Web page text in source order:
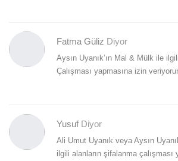
Fatma Güliz Diyor
Aysın Uyanık’ın Mal & Mülk ile
Çalışması yapmasına izin
Yusuf Diyor
Ali Umut Uyanık veya Aysın
ilgili alanların şifalanma çalışması